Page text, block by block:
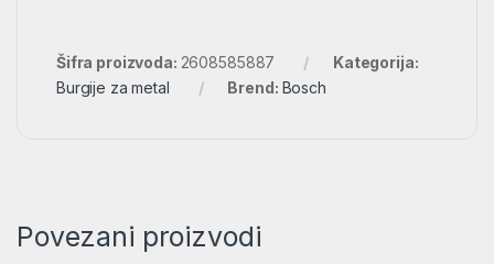
Šifra proizvoda: 2608585887
Kategorija:
Burgije za metal
Brend: Bosch
Povezani proizvodi